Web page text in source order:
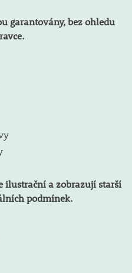
garantovány, bez ohledu
ilustrační a zobrazují starší
podmínek.